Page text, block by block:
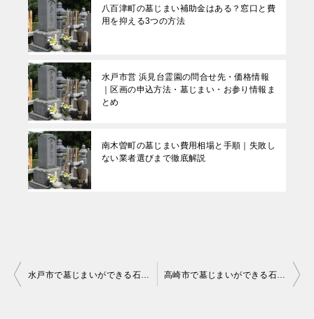
八百津町の墓じまい補助金はある？窓口と費
用を抑える3つの方法
水戸市営 浜見台霊園の問合せ先・価格情報
｜区画の申込方法・墓じまい・お参り情報ま
とめ
南木曽町の墓じまい費用相場と手順｜失敗し
ない業者選びまで徹底解説
投